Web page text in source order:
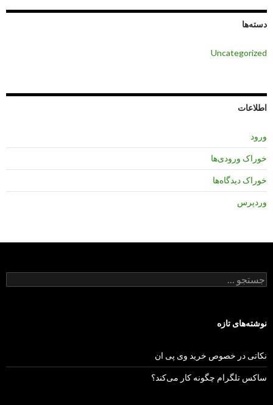
دسته‌ها
Uncategorized
اطلاعات
ورود
خوراک ورودی‌ها
خوراک دیدگاه‌ها
وردپرس
جستجو
برای:
نوشته‌های تازه
نکاتی در خصوص خرید وی پی ان
ساکس تلگرام چگونه کار می‌کند؟